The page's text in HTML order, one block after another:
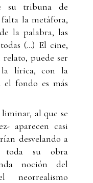
su tribuna de
la metáfora,
la palabra, las
(…) El cine,
puede ser
la lírica, con la
el fondo es más
al que se
aparecen casi
desvelando a
su obra
noción del
neorrealismo